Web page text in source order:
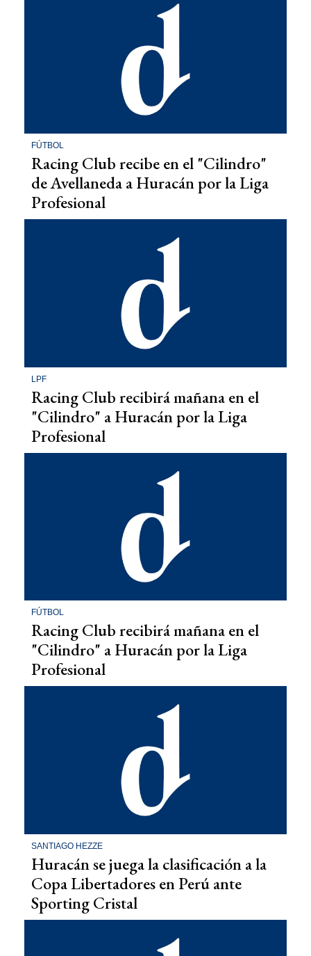
FÚTBOL
Racing Club recibe en el "Cilindro"
de Avellaneda a Huracán por la Liga
Profesional
LPF
Racing Club recibirá mañana en el
"Cilindro" a Huracán por la Liga
Profesional
FÚTBOL
Racing Club recibirá mañana en el
"Cilindro" a Huracán por la Liga
Profesional
SANTIAGO HEZZE
Huracán se juega la clasificación a la
Copa Libertadores en Perú ante
Sporting Cristal